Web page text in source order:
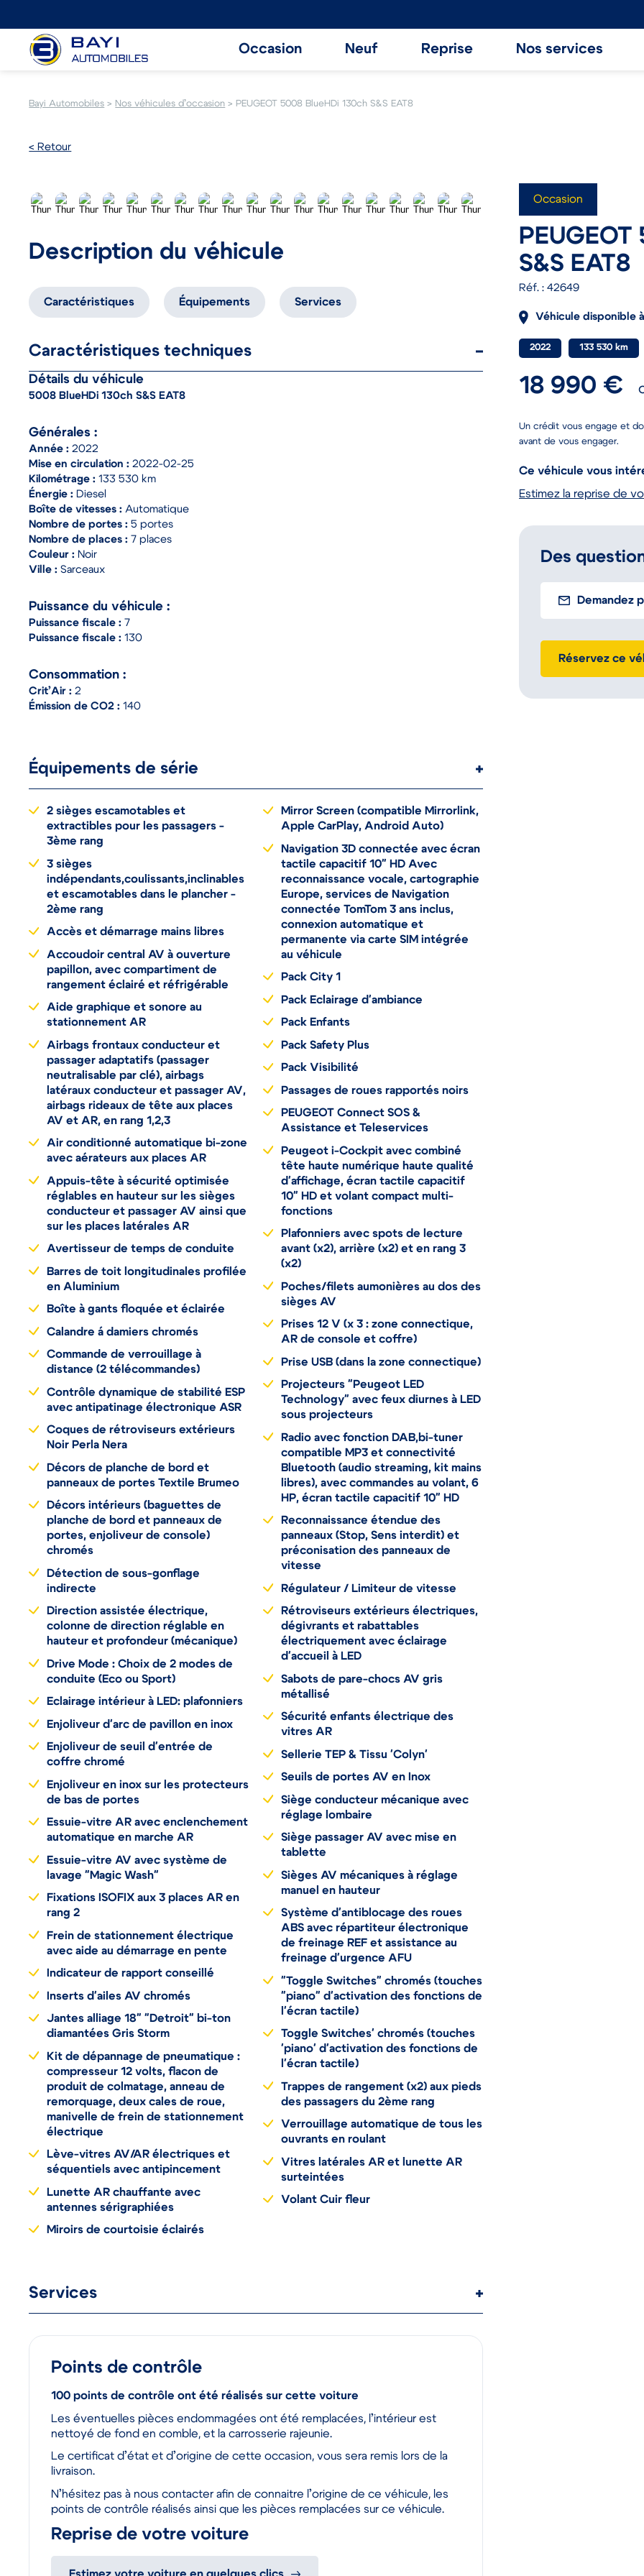
Occasion Neuf Reprise Nos services
Bayi Automobiles > Nos véhicules d’occasion > PEUGEOT 5008 BlueHDi 130ch S&S EAT8
< Retour
Description du véhicule
Caractéristiques Équipements Services
Caractéristiques techniques
Détails du véhicule
5008 BlueHDi 130ch S&S EAT8
Générales :
Année :2022
Mise en circulation :2022-02-25
Kilométrage :133 530 km
Énergie : Diesel
Boîte de vitesses :Automatique
Nombre de portes :5 portes
Nombre de places :7 places
Couleur : Noir
Ville :Sarceaux
Puissance du véhicule :
Puissance fiscale :7
Puissance fiscale :130
Consommation :
Crit’Air :2
Émission de CO2 :140
Équipements de série
2 sièges escamotables et
extractibles pour les passagers -
3ème rang
3 sièges
indépendants,coulissants,inclinables
et escamotables dans le plancher -
2ème rang
Accès et démarrage mains libres
Accoudoir central AV à ouverture
papillon, avec compartiment de
rangement éclairé et réfrigérable
Aide graphique et sonore au
stationnement AR
Airbags frontaux conducteur et
passager adaptatifs (passager
neutralisable par clé), airbags
latéraux conducteur et passager AV,
airbags rideaux de tête aux places
AV et AR, en rang 1,2,3
Air conditionné automatique bi-zone
avec aérateurs aux places AR
Appuis-tête à sécurité optimisée
réglables en hauteur sur les sièges
conducteur et passager AV ainsi que
sur les places latérales AR
Avertisseur de temps de conduite
Barres de toit longitudinales profilée
en Aluminium
Boîte à gants floquée et éclairée
Calandre á damiers chromés
Commande de verrouillage à
distance (2 télécommandes)
Contrôle dynamique de stabilité ESP
avec antipatinage électronique ASR
Coques de rétroviseurs extérieurs
Noir Perla Nera
Décors de planche de bord et
panneaux de portes Textile Brumeo
Décors intérieurs (baguettes de
planche de bord et panneaux de
portes, enjoliveur de console)
chromés
Détection de sous-gonflage
indirecte
Direction assistée électrique,
colonne de direction réglable en
hauteur et profondeur (mécanique)
Drive Mode : Choix de 2 modes de
conduite (Eco ou Sport)
Eclairage intérieur à LED: plafonniers
Enjoliveur d'arc de pavillon en inox
Enjoliveur de seuil d'entrée de
coffre chromé
Enjoliveur en inox sur les protecteurs
de bas de portes
Essuie-vitre AR avec enclenchement
automatique en marche AR
Essuie-vitre AV avec système de
lavage "Magic Wash"
Fixations ISOFIX aux 3 places AR en
rang 2
Frein de stationnement électrique
avec aide au démarrage en pente
Indicateur de rapport conseillé
Inserts d'ailes AV chromés
Jantes alliage 18" "Detroit" bi-ton
diamantées Gris Storm
Kit de dépannage de pneumatique :
compresseur 12 volts, flacon de
produit de colmatage, anneau de
remorquage, deux cales de roue,
manivelle de frein de stationnement
électrique
Lève-vitres AV/AR électriques et
séquentiels avec antipincement
Lunette AR chauffante avec
antennes sérigraphiées
Miroirs de courtoisie éclairés
Mirror Screen (compatible Mirrorlink,
Apple CarPlay, Android Auto)
Navigation 3D connectée avec écran
tactile capacitif 10" HD Avec
reconnaissance vocale, cartographie
Europe, services de Navigation
connectée TomTom 3 ans inclus,
connexion automatique et
permanente via carte SIM intégrée
au véhicule
Pack City 1
Pack Eclairage d'ambiance
Pack Enfants
Pack Safety Plus
Pack Visibilité
Passages de roues rapportés noirs
PEUGEOT Connect SOS &
Assistance et Teleservices
Peugeot i-Cockpit avec combiné
tête haute numérique haute qualité
d'affichage, écran tactile capacitif
10" HD et volant compact multi-
fonctions
Plafonniers avec spots de lecture
avant (x2), arrière (x2) et en rang 3
(x2)
Poches/filets aumonières au dos des
sièges AV
Prises 12 V (x 3 : zone connectique,
AR de console et coffre)
Prise USB (dans la zone connectique)
Projecteurs "Peugeot LED
Technology" avec feux diurnes à LED
sous projecteurs
Radio avec fonction DAB,bi-tuner
compatible MP3 et connectivité
Bluetooth (audio streaming, kit mains
libres), avec commandes au volant, 6
HP, écran tactile capacitif 10" HD
Reconnaissance étendue des
panneaux (Stop, Sens interdit) et
préconisation des panneaux de
vitesse
Régulateur / Limiteur de vitesse
Rétroviseurs extérieurs électriques,
dégivrants et rabattables
électriquement avec éclairage
d'accueil à LED
Sabots de pare-chocs AV gris
métallisé
Sécurité enfants électrique des
vitres AR
Sellerie TEP & Tissu 'Colyn'
Seuils de portes AV en Inox
Siège conducteur mécanique avec
réglage lombaire
Siège passager AV avec mise en
tablette
Sièges AV mécaniques à réglage
manuel en hauteur
Système d'antiblocage des roues
ABS avec répartiteur électronique
de freinage REF et assistance au
freinage d'urgence AFU
"Toggle Switches" chromés (touches
"piano" d'activation des fonctions de
l'écran tactile)
Toggle Switches' chromés (touches
'piano' d'activation des fonctions de
l'écran tactile)
Trappes de rangement (x2) aux pieds
des passagers du 2ème rang
Verrouillage automatique de tous les
ouvrants en roulant
Vitres latérales AR et lunette AR
surteintées
Volant Cuir fleur
Services
Points de contrôle
100 points de contrôle ont été réalisés sur cette voiture
Les éventuelles pièces endommagées ont été remplacées, l’intérieur est
nettoyé de fond en comble, et la carrosserie rajeunie.
Le certificat d’état et d’origine de cette occasion, vous sera remis lors de la
livraison.
N’hésitez pas à nous contacter afin de connaitre l’origine de ce véhicule, les
points de contrôle réalisés ainsi que les pièces remplacées sur ce véhicule.
Reprise de votre voiture
Estimez votre voiture en quelques clics
Occasion
S&S EAT8
Réf. : 42649
Véhicule disponible
2022 133 530 km
18 990 €
Un crédit vous engage et
avant de vous engager.
Ce véhicule vous
Estimez la reprise de
Des
Demandez
Réservez ce